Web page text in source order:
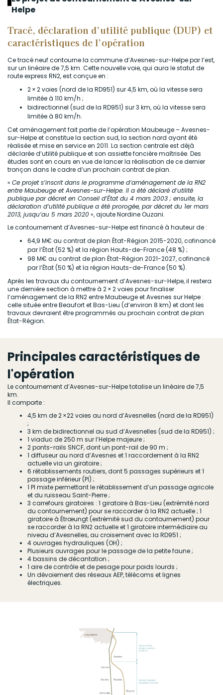
Helpe
Tracé, déclaration d’utilité publique (DUP) et
caractéristiques de l’opération
Ce tracé neuf contourne la commune d’Avesnes-sur-Helpe par l’est,
sur un linéaire de 7,5 km. Cette nouvelle voie, qui aura le statut de
route express RN2, est conçue en :
2 × 2 voies (nord de la RD951) sur 4,5 km, où la vitesse sera
limitée à 110 km/h ;
bidirectionnel (sud de la RD951) sur 3 km, où la vitesse sera
limitée à 80 km/h.
Cet aménagement fait partie de l’opération Maubeuge – Avesnes-
sur-Helpe et constitue la section sud, la section nord ayant été
réalisée et mise en service en 2011. La section centrale est déjà
déclarée d’utilité publique et son assiette foncière maîtrisée. Des
études sont en cours en vue de lancer la réalisation de ce dernier
tronçon dans le cadre d’un prochain contrat de plan.
« Ce projet s’inscrit dans le programme d’aménagement de la RN2
entre Maubeuge et Avesnes-sur-Helpe. Il a été déclaré d’utilité
publique par décret en Conseil d’État du 4 mars 2003 ; ensuite, la
déclaration d’utilité publique a été prorogée, par décret du 1er mars
2013, jusqu’au 5 mars 2020 », ajoute Nordine Ouzani.
Le contournement d’Avesnes-sur-Helpe est financé à hauteur de :
64,9 M€ au contrat de plan État-Région 2015-2020, cofinancé
par l’État (52 %) et la région Hauts-de-France (48 %) ;
98 M€ au contrat de plan État-Région 2021-2027, cofinancé
par l’État (50 %) et la région Hauts-de-France (50 %).
Après les travaux du contournement d’Avesnes-sur-Helpe, il restera
une dernière section à mettre à 2 × 2 voies pour finaliser
l’aménagement de la RN2 entre Maubeuge et Avesnes sur Helpe :
celle située entre Beaufort et Bas-Lieu (d’environ 8 km) et dont les
travaux devraient être programmés au prochain contrat de plan
État-Région.
Principales caractéristiques de
l'opération
Le contournement d’Avesnes-sur-Helpe totalise un linéaire de 7,5
km.
Il comporte :
4,5 km de 2 ×22 voies au nord d’Avesnelles (nord de la RD951)
;
3 km de bidirectionnel au sud d’Avesnelles (sud de la RD951) ;
1 viaduc de 250 m sur l’Helpe majeure ;
2 ponts-rails SNCF, dont un pont-rail de 90 m ;
1 diffuseur au nord d’Avesnes et 1 raccordement à la RN2
actuelle via un giratoire ;
6 rétablissements routiers, dont 5 passages supérieurs et 1
passage inférieur (PI) ;
1 PI mixte permettant le rétablissement d’un passage agricole
et du ruisseau Saint-Pierre ;
3 carrefours giratoires : 1 giratoire à Bas-Lieu (extrémité nord
du contournement) pour se raccorder à la RN2 actuelle ; 1
giratoire à Étrœungt (extrémité sud du contournement) pour
se raccorder à la RN2 actuelle et 1 giratoire intermédiaire au
niveau d’Avesnelles, au croisement avec la RD951 ;
4 ouvrages hydrauliques (OH) ;
Plusieurs ouvrages pour le passage de la petite faune ;
4 bassins de décantation ;
1 aire de contrôle et de pesage pour poids lourds ;
Un dévoiement des réseaux AEP, télécoms et lignes
électriques.